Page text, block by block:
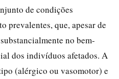
de condições
prevalentes, que, apesar de
no bem-
dos indivíduos afetados. A
(alérgico ou vasomotor) e